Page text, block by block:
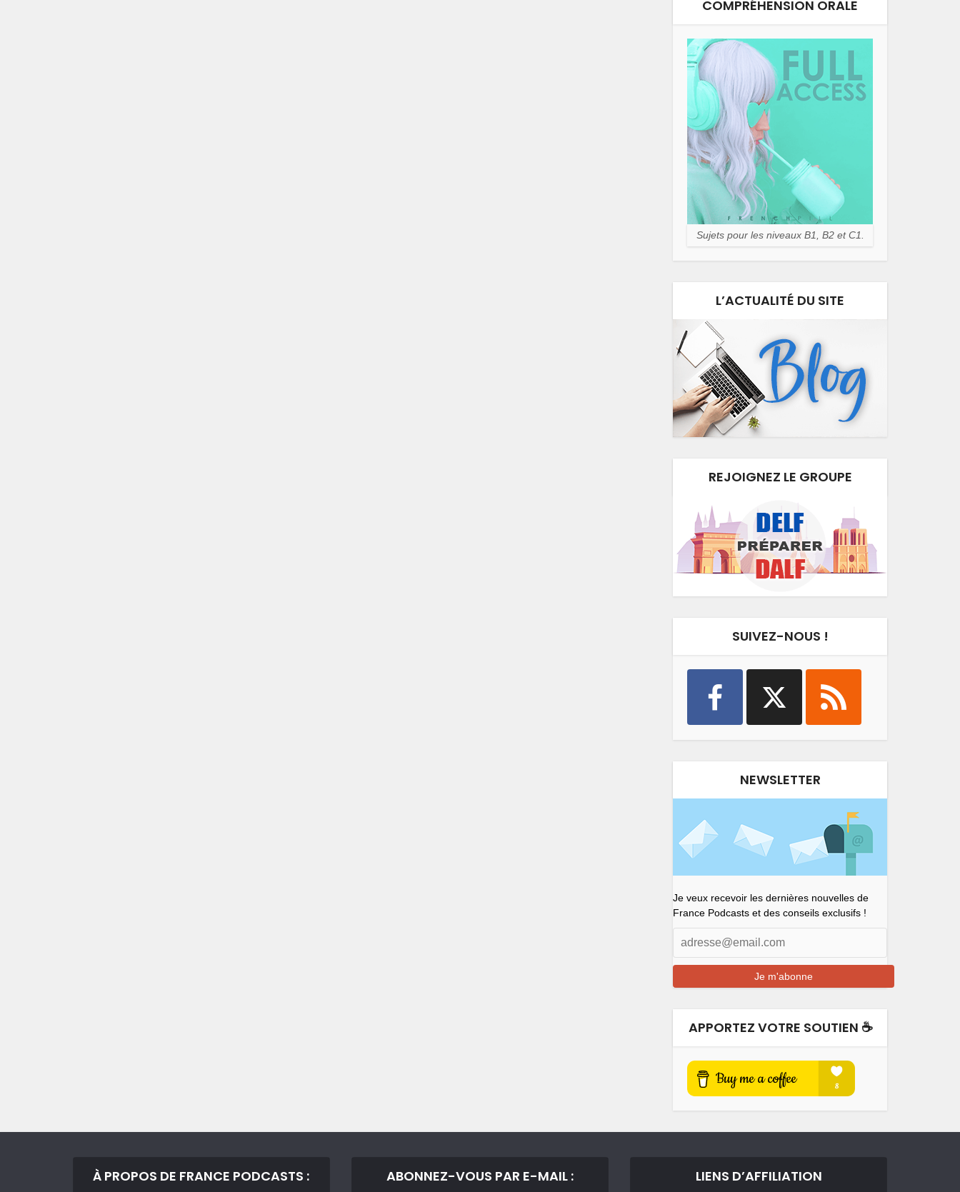
COMPRÉHENSION ORALE
Sujets pour les niveaux B1, B2 et C1.
L’ACTUALITÉ DU SITE
REJOIGNEZ LE GROUPE
SUIVEZ-NOUS !
NEWSLETTER
Je veux recevoir les dernières nouvelles de
France Podcasts et des conseils exclusifs !
APPORTEZ VOTRE SOUTIEN ☕️
À PROPOS DE FRANCE PODCASTS : ABONNEZ-VOUS PAR E-MAIL : LIENS D’AFFILIATION